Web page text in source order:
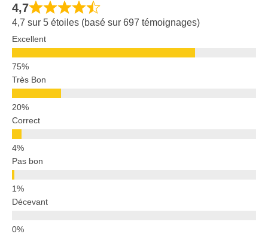
4,7
4,7 sur 5 étoiles (basé sur 697 témoignages)
Excellent
Très Bon
Correct
Pas bon
Décevant